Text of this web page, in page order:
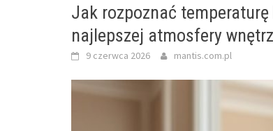
Jak rozpoznać
najlepszej atmosfery
9 czerwca 2026 mantis.com.pl